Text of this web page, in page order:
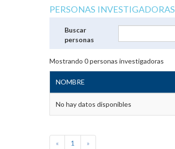
PERSONAS INVESTIGADORAS
Buscar
personas
Mostrando 0personas investigadoras
NOMBRE
No hay datos disponibles
« 1 »